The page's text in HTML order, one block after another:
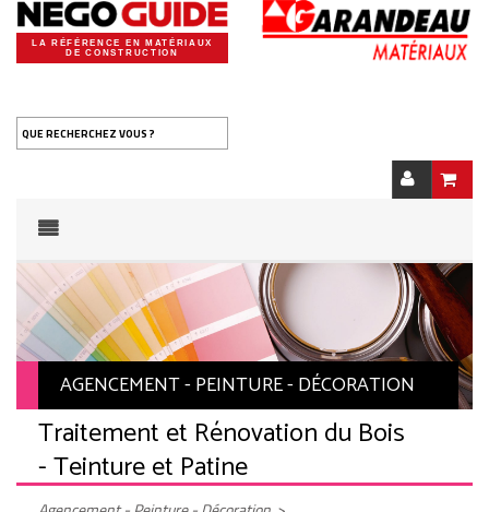
LA RÉFÉRENCE EN MATÉRIAUX
DE CONSTRUCTION
QUE RECHERCHEZ VOUS ?
AGENCEMENT - PEINTURE - DÉCORATION
Traitement et Rénovation du Bois
- Teinture et Patine